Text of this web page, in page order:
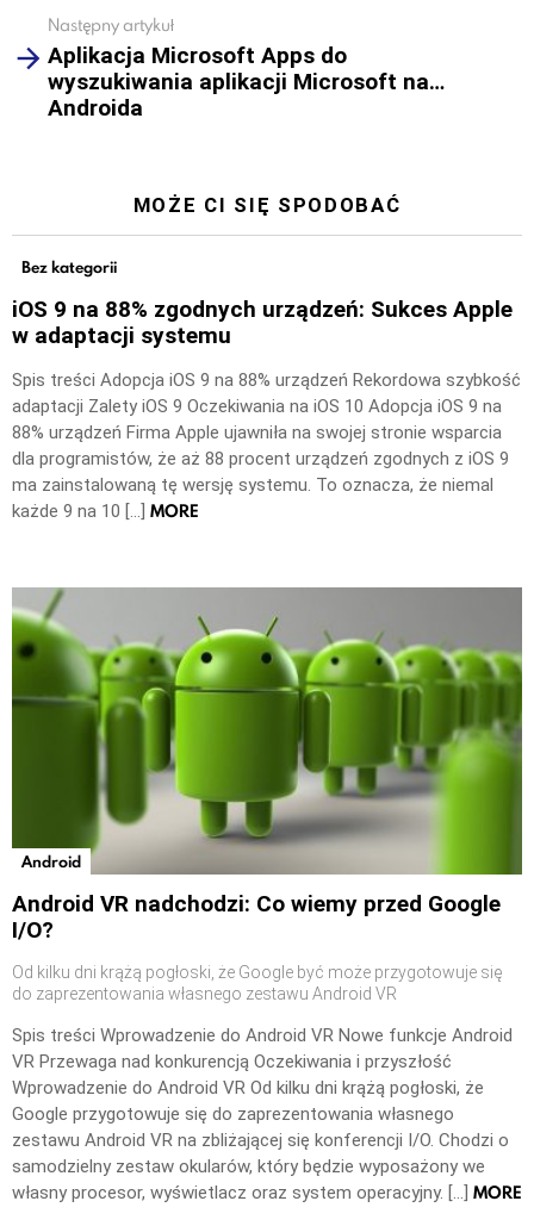
Następny artykuł
Aplikacja Microsoft Apps do
wyszukiwania aplikacji Microsoft na…
Androida
MOŻE CI SIĘ SPODOBAĆ
Bez kategorii
iOS 9 na 88% zgodnych urządzeń: Sukces Apple
w adaptacji systemu
Spis treści Adopcja iOS 9 na 88% urządzeń Rekordowa szybkość
adaptacji Zalety iOS 9 Oczekiwania na iOS 10 Adopcja iOS 9 na
88% urządzeń Firma Apple ujawniła na swojej stronie wsparcia
dla programistów, że aż 88 procent urządzeń zgodnych z iOS 9
ma zainstalowaną tę wersję systemu. To oznacza, że niemal
każde 9 na 10 […] MORE
Android
Android VR nadchodzi: Co wiemy przed Google
I/O?
Od kilku dni krążą pogłoski, że Google być może przygotowuje się
do zaprezentowania własnego zestawu Android VR
Spis treści Wprowadzenie do Android VR Nowe funkcje Android
VR Przewaga nad konkurencją Oczekiwania i przyszłość
Wprowadzenie do Android VR Od kilku dni krążą pogłoski, że
Google przygotowuje się do zaprezentowania własnego
zestawu Android VR na zbliżającej się konferencji I/O. Chodzi o
samodzielny zestaw okularów, który będzie wyposażony we
własny procesor, wyświetlacz oraz system operacyjny. […] MORE